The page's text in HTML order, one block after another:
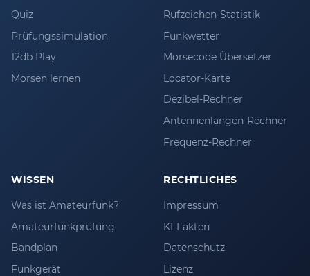
Quiz
Prüfungssimulation
12db Play
Morsen lernen
Rufzeichen-Statistik
Funkwetter
Morsecode Übersetzer
Locator-Karte
Dezibel-Rechner
Antennenlängen-Rechner
Frequenz-Rechner
WISSEN
Was ist Amateurfunk?
Amateurfunkprüfung
Bandplan
Funkgerät
RECHTLICHES
Impressum
KI-Fakten
Datenschutz
Lizenz